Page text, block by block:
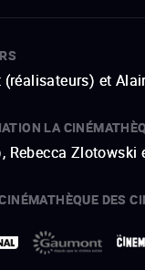
(réalisateurs) et
LA
DES